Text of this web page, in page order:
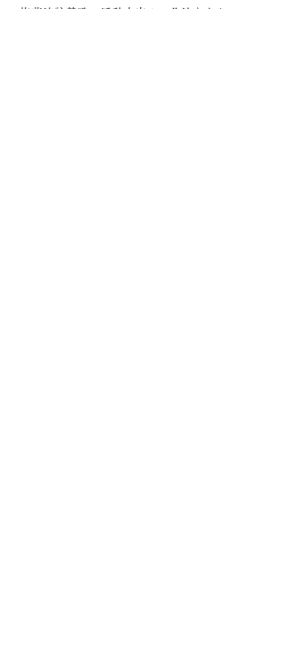
梅花流詠賛歌の活動内容や、作法などを